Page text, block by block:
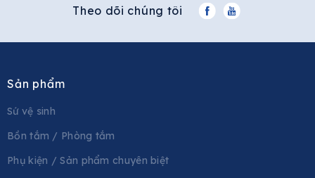
Theo dõi chúng tôi
Sản phẩm
Sứ vệ sinh
Bồn tắm / Phòng tắm
Phụ kiện / Sản phẩm chuyên biệt